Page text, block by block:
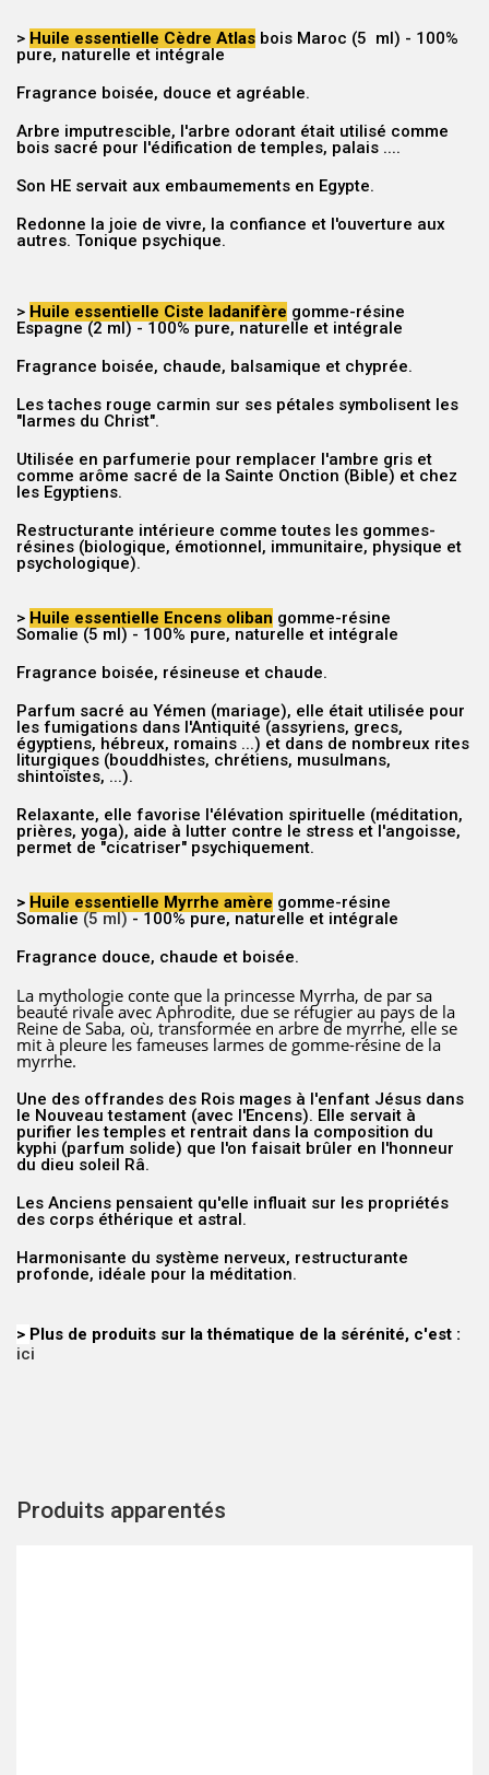
> Huile essentielle Cèdre Atlas bois Maroc (5 ml) - 100%
pure, naturelle et intégrale
Fragrance boisée, douce et agréable.
Arbre imputrescible, l'arbre odorant était utilisé comme
bois sacré pour l'édification de temples, palais ....
Son HE servait aux embaumements en Egypte.
Redonne la joie de vivre, la confiance et l'ouverture aux
autres. Tonique psychique.
> Huile essentielle Ciste ladanifère gomme-résine
Espagne(2 ml)- 100% pure, naturelle et intégrale
Fragrance boisée, chaude, balsamique et chyprée.
Les taches rouge carmin sur ses pétales symbolisent les
"larmes du Christ".
Utilisée en parfumerie pour remplacer l'ambre gris et
comme arôme sacré de la Sainte Onction (Bible) et chez
les Egyptiens.
Restructurante intérieure comme toutes les gommes-
résines (biologique, émotionnel, immunitaire, physique et
psychologique).
> Huile essentielle Encens oliban gomme-résine
Somalie(5 ml)- 100% pure, naturelle et intégrale
Fragrance boisée, résineuse et chaude.
Parfum sacré au Yémen (mariage), elle était utilisée pour
les fumigations dans l'Antiquité (assyriens, grecs,
égyptiens, hébreux, romains ...) et dans de nombreux rites
liturgiques (bouddhistes, chrétiens, musulmans,
shintoïstes, ...).
Relaxante, elle favorise l'élévation spirituelle (méditation,
prières, yoga), aide à lutter contre le stress et l'angoisse,
permet de "cicatriser" psychiquement.
> Huile essentielle Myrrhe amère gomme-résine
Somalie (5 ml)- 100% pure, naturelle et intégrale
Fragrance douce, chaude et boisée.
La mythologie conte que la princesse Myrrha, de par sa
beauté rivale avec Aphrodite, due se réfugier au pays de la
Reine de Saba, où, transformée en arbre de myrrhe, elle se
mit à pleure les fameuses larmes de gomme-résine de la
myrrhe.
Une des offrandes des Rois mages à l'enfant Jésus dans
le Nouveau testament (avec l'Encens). Elle servait à
purifier les temples et rentrait dans la composition du
kyphi (parfum solide) que l'on faisait brûler en l'honneur
du dieu soleil Râ.
Les Anciens pensaient qu'elle influait sur les propriétés
des corps éthérique et astral.
Harmonisante du système nerveux, restructurante
profonde, idéale pour la méditation.
> Plus de produits sur lathématique de la sérénité, c'est :
ici
Produits apparentés